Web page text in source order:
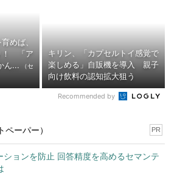
めば、
！ 「ア
ん...
（セ
キリン、「カプセルトイ感覚で
楽しめる」自販機を導入 親子
向け飲料の認知拡大狙う
Recommended by
ーパー） PR
ションを防止 回答精度を高めるセマンテ